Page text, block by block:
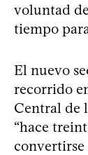
voluntad
tiempo
El nuevo
recorrido
Central de
“hace
convertirse